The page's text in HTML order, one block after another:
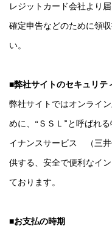
レジットカード会社より
確定申告などのために領
い。
■弊社サイトのセキュリテ
弊社サイトではオンライ
めに、“ＳＳＬ”と呼ばれ
イナンスサービス （三井
供する、安全で便利なイ
ております。
■お支払の時期